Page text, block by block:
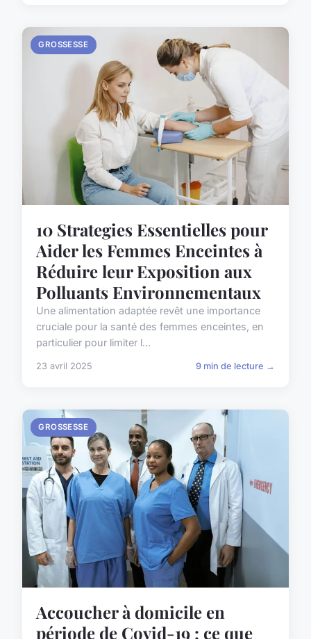
GROSSESSE
10 Strategies Essentielles pour
Aider les Femmes Enceintes à
Réduire leur Exposition aux
Polluants Environnementaux
Une alimentation adaptée revêt une importance
cruciale pour la santé des femmes enceintes, en
particulier pour limiter l...
23 avril 2025 9 min de lecture →
GROSSESSE
Accoucher à domicile en
période de Covid-19 : ce que